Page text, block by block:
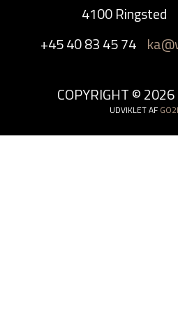
4100 Ringsted
+45 40 83 45 74
COPYRIGHT ©
UDVIKLET AF